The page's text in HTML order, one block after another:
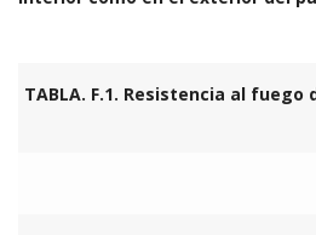
TABLA. F.1. Resistencia al